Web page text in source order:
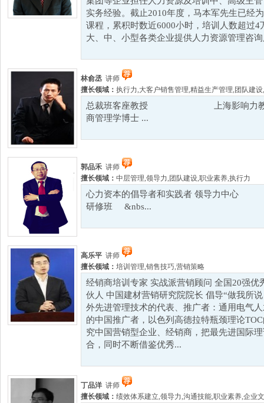
实务经验。截止2010年度，马本军先生已经
课程，累积时数近6000小时，培训人数超过
大、中、小型各类企业提供人力资源管理咨
林俞丞 讲师
擅长领域： 执行力,大客户销售管理,精益生产管理, 团队建设,
总裁班客座教授 上海影响力教育集
商管理学博士 ...
郭品禾 讲师
擅长领域： 中层管理,领导力, 团队建设,职业素养,执行力
心力资本的倡导者和实践者 领导力
研修班 &nbs...
高乐平 讲师
擅长领域： 培训管理,销售技巧,营销策略
经销商培训专家 实战派营销顾问 全国20强优
伙人 中国建材营销研究院院长 倡导“做我所
外先进管理技术的代表、推广者：通用电气
的中国推广者，以色列高德拉特瓶颈理论
究中国营销型企业、经销商，把最先进国际
合，同时不断借鉴优秀...
丁品洋 讲师
擅长领域： 绩效体系建立,领导力,沟通技能,职业素养,企业